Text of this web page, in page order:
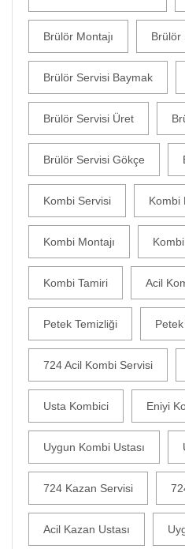
Brülör Montajı Brülör
Brülör Servisi Baymak
Brülör Servisi Üret
Brülör Servisi Gökçe
Kombi Servisi Kombi
Kombi Montajı
Kombi Tamiri Acil
Petek Temizliği Petek
724 Acil Kombi Servisi
Usta Kombici Eniyi
Uygun Kombi Ustası
724 Kazan Servisi
Acil Kazan Ustası